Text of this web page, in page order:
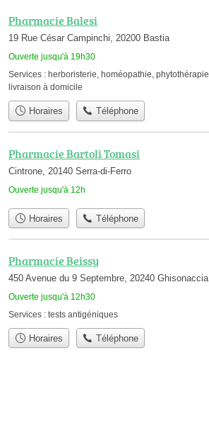
Pharmacie Balesi
19 Rue César Campinchi, 20200 Bastia
Ouverte jusqu'à 19h30
Services : herboristerie, homéopathie, phytothérapie
livraison à domicile
Horaires Téléphone
Pharmacie Bartoli Tomasi
Cintrone, 20140 Serra-di-Ferro
Ouverte jusqu'à 12h
Horaires Téléphone
Pharmacie Beissy
450 Avenue du 9 Septembre, 20240 Ghisonaccia
Ouverte jusqu'à 12h30
Services : tests antigéniques
Horaires Téléphone